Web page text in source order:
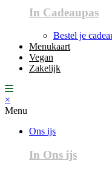
In Cadeaupas
Bestel je
Menukaart
Vegan
Zakelijk
×
Menu
Ons ijs
In Ons ijs